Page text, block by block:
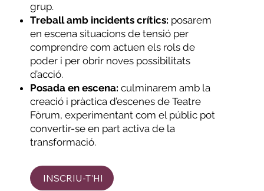
grup.
Treball amb incidents crítics: posarem
en escena situacions de tensió per
comprendre com actuen els rols de
poder i per obrir noves possibilitats
d’acció.
Posada en escena: culminarem amb la
creació i pràctica d’escenes de Teatre
Fòrum, experimentant com el públic pot
convertir-se en part activa de la
transformació.
INSCRIU-T'HI